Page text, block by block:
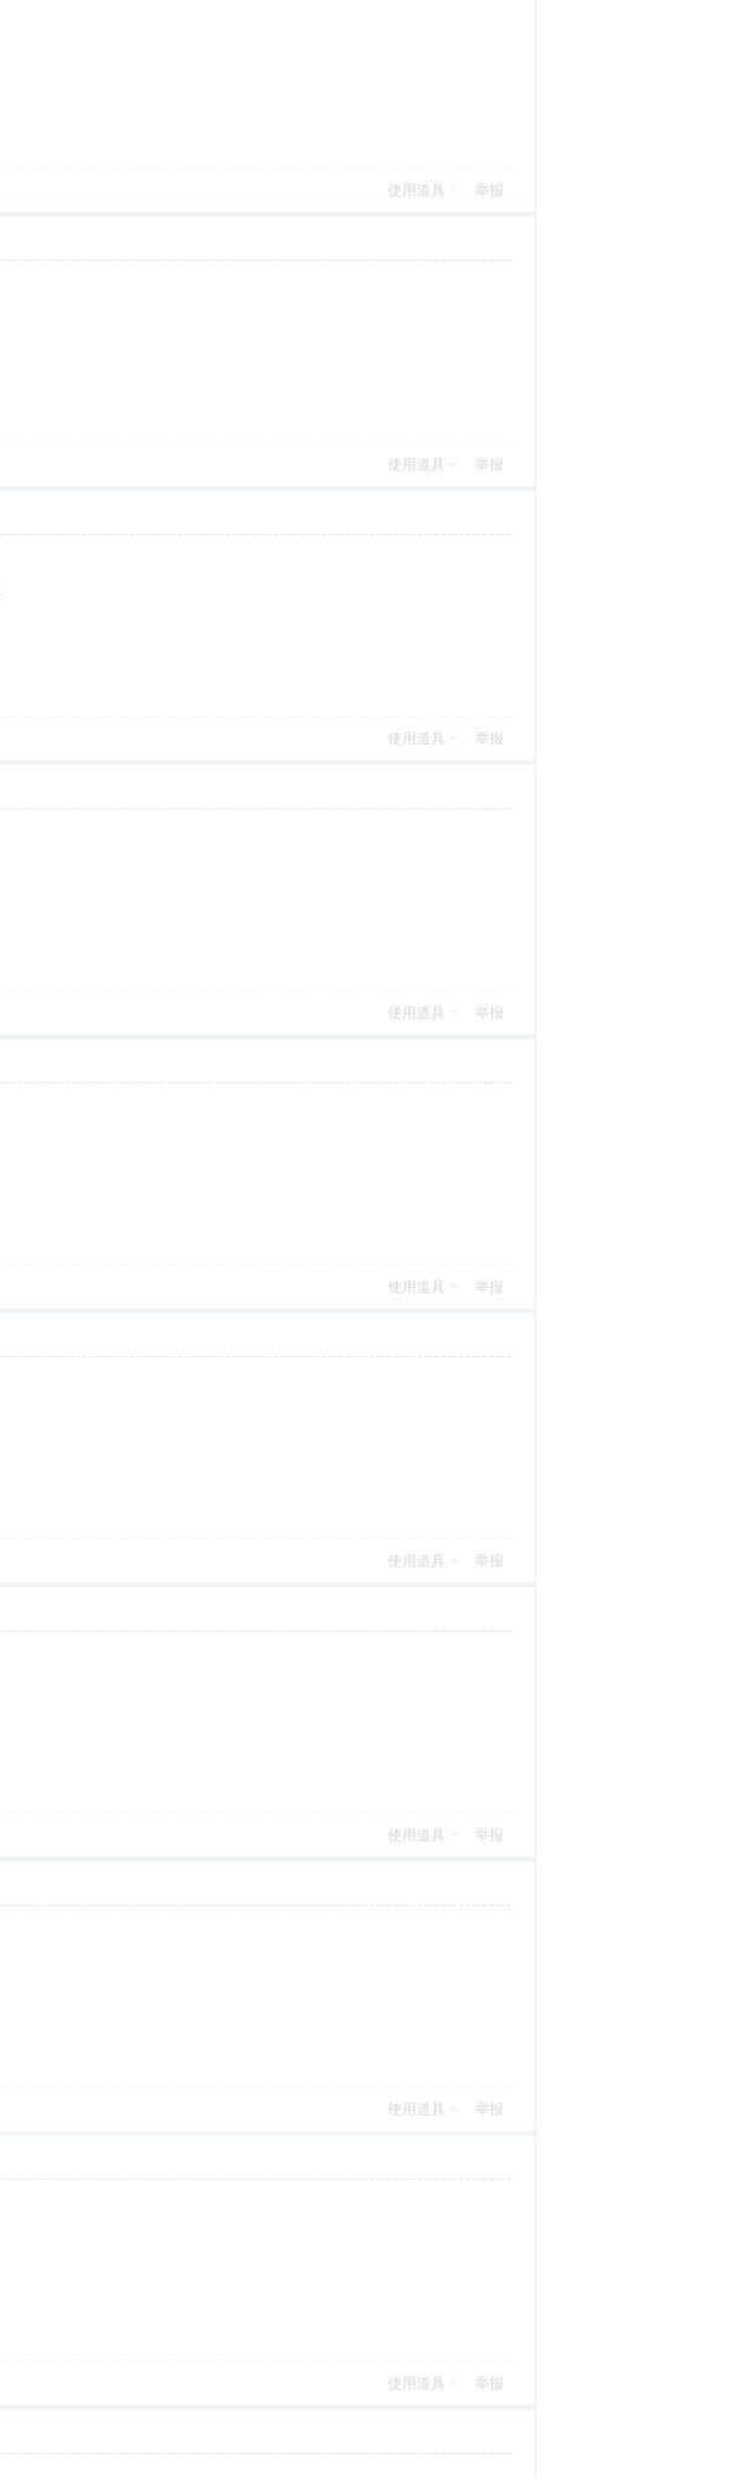
使用道具 举报
使用道具 举报
使用道具 举报
使用道具 举报
使用道具 举报
使用道具 举报
使用道具 举报
使用道具 举报
使用道具 举报